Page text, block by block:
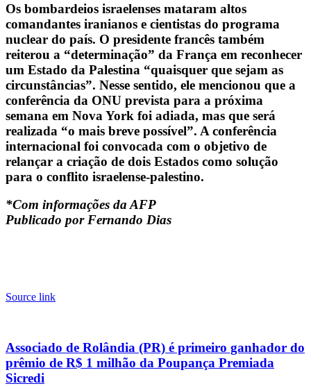
Os bombardeios israelenses mataram altos
comandantes iranianos e cientistas do programa
nuclear do país. O presidente francês também
reiterou a “determinação” da França em reconhecer
um Estado da Palestina “quaisquer que sejam as
circunstâncias”. Nesse sentido, ele mencionou que a
conferência da ONU prevista para a próxima
semana em Nova York foi adiada, mas que será
realizada “o mais breve possível”. A conferência
internacional foi convocada com o objetivo de
relançar a criação de dois Estados como solução
para o conflito israelense-palestino.
*Com informações da AFP
Publicado por Fernando Dias
Source link
Associado de Rolândia (PR) é primeiro ganhador do
prêmio de R$ 1 milhão da Poupança Premiada
Sicredi